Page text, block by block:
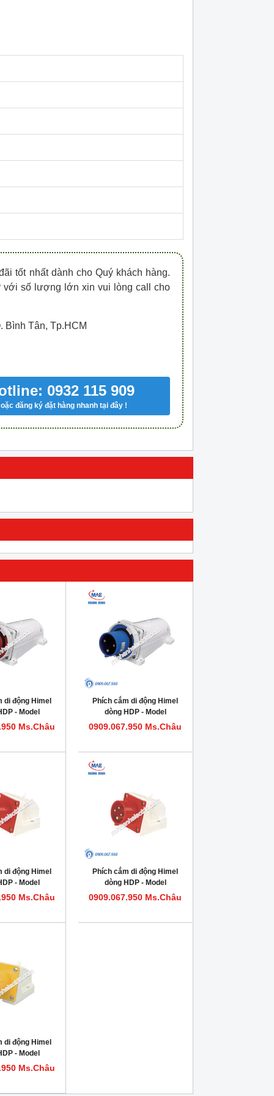
tốt nhất dành cho Quý khách hàng.
với số lượng lớn xin vui lòng call cho
Bình Tân, Tp.HCM
0932 115 909
đăng ký đặt hàng nhanh tại đây !
di động Himel
- Model
Ms.Châu
Phích cắm di động Himel
dòng HDP - Model
HDP363IP67
0909.067.950 Ms.Châu
di động Himel
- Model
Ms.Châu
Phích cắm di động Himel
dòng HDP - Model
HDP416IP44
0909.067.950 Ms.Châu
di động Himel
- Model
Ms.Châu